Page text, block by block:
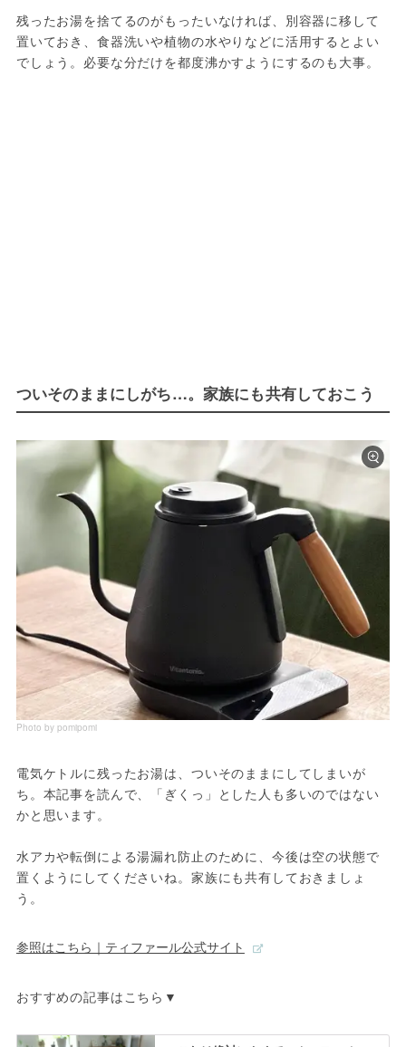
残ったお湯を捨てるのがもったいなければ、別容器に移して
置いておき、食器洗いや植物の水やりなどに活用するとよい
でしょう。必要な分だけを都度沸かすようにするのも大事。
ついそのままにしがち…。家族にも共有しておこう
Photo by pomipomi
電気ケトルに残ったお湯は、ついそのままにしてしまいが
ち。本記事を読んで、「ぎくっ」とした人も多いのではない
かと思います。
水アカや転倒による湯漏れ防止のために、今後は空の状態で
置くようにしてくださいね。家族にも共有しておきましょ
う。
参照はこちら｜ティファール公式サイト
おすすめの記事はこちら▼